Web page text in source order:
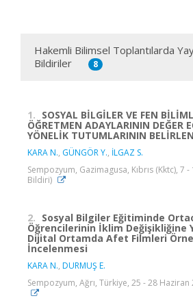
Hakemli Bilimsel Toplantılarda
Bildiriler
8
1. SOSYAL BİLGİLER VE FEN
ÖĞRETMEN ADAYLARININ DEĞER
YÖNELİK TUTUMLARININ
KARA N., GÜNGÖR Y., İLGAZ S.
Sempozyum, Gazimagusa, Kıbrıs (Kktc), 7
Bildiri)
2. Sosyal Bilgiler Eğitiminde
Öğrencilerinin İklim Değişikliğine
Dijital Ortamda Afet Filmleri
İncelenmesi
KARA N., DURMUŞ E.
Sempozyum, Ağrı, Türkiye, 25 - 28